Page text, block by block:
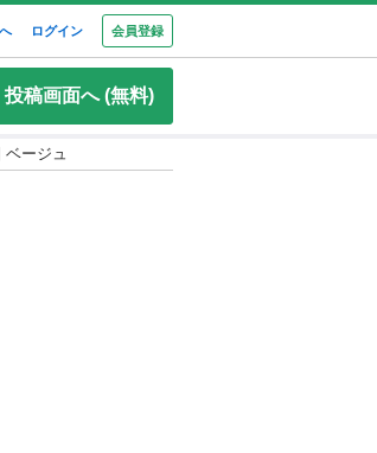
ログイン 会員登録
投稿画面へ (無料)
ージュ